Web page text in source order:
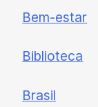
Bem-estar
Biblioteca
Brasil